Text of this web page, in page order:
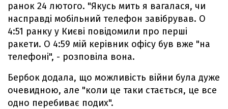
ранок 24 лютого. "Якусь мить я вагалася, чи
насправді мобільний телефон завібрував. О
4:51 ранку у Києві повідомили про перші
ракети. О 4:59 мій керівник офісу був вже "на
телефоні", - розповіла вона.
Бербок додала, що можливість війни була дуже
очевидною, але "коли це таки стається, це все
одно перебиває подих".